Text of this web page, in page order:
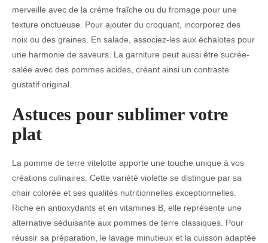
merveille avec de la crème fraîche ou du fromage pour une
texture onctueuse. Pour ajouter du croquant, incorporez des
noix ou des graines. En salade, associez-les aux échalotes pour
une harmonie de saveurs. La garniture peut aussi être sucrée-
salée avec des pommes acides, créant ainsi un contraste
gustatif original.
Astuces pour sublimer votre
plat
La pomme de terre vitelotte apporte une touche unique à vos
créations culinaires. Cette variété violette se distingue par sa
chair colorée et ses qualités nutritionnelles exceptionnelles.
Riche en antioxydants et en vitamines B, elle représente une
alternative séduisante aux pommes de terre classiques. Pour
réussir sa préparation, le lavage minutieux et la cuisson adaptée